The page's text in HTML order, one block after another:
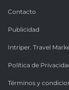
Contacto
Publicidad
Intriper. Travel
Política de
Términos y